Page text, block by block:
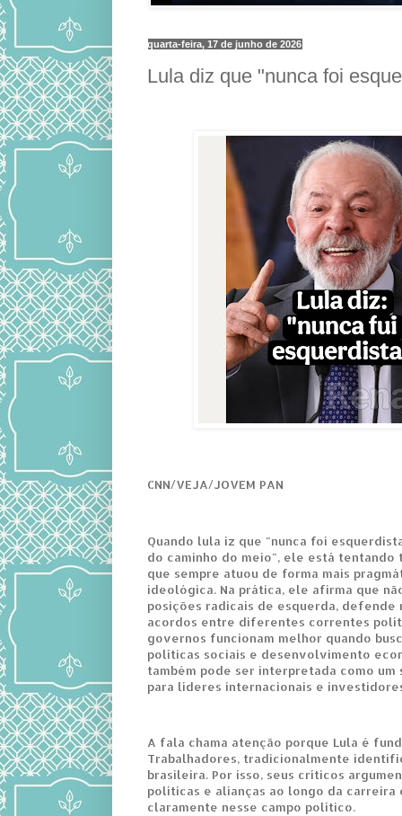
quarta-feira, 17 de junho de 2026
Lula diz que "nunca foi
CNN/VEJA/JOVEM PAN
Quando lula iz que "nunca foi
do caminho do meio", ele está tentando
que sempre atuou de forma mais
ideológica. Na prática, ele afirma que
posições radicais de esquerda, defende
acordos entre diferentes correntes
governos funcionam melhor quando
políticas sociais e desenvolvimento
também pode ser interpretada como um
para líderes internacionais e
A fala chama atenção porque Lula é
Trabalhadores, tradicionalmente
brasileira. Por isso, seus críticos
políticas e alianças ao longo da carreira
claramente nesse campo político.